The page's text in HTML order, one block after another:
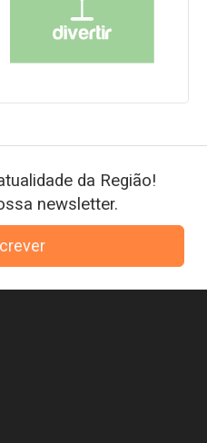
da Região!
newsletter.